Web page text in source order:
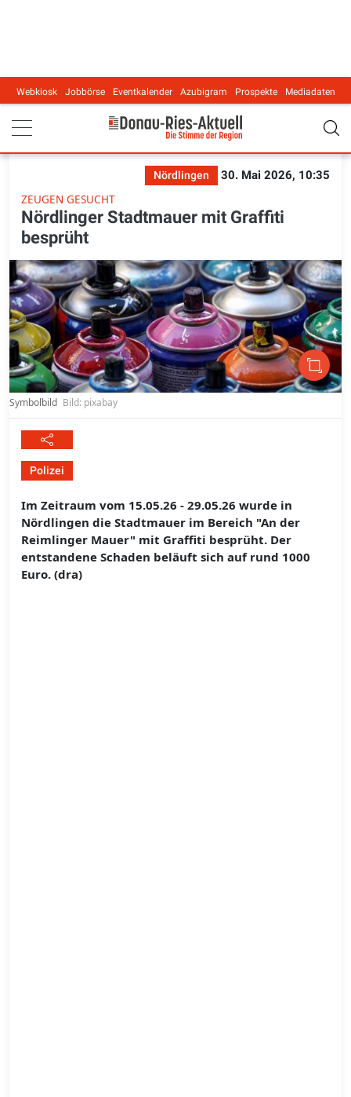
Main navigation
Webkiosk Jobbörse Eventkalender Azubigram Prospekte Mediadaten
Nördlingen
30. Mai 2026, 10:35
ZEUGEN GESUCHT
Nördlinger Stadtmauer mit Graffiti
besprüht
Symbolbild Bild: pixabay
Polizei
Im Zeitraum vom 15.05.26 - 29.05.26 wurde in
Nördlingen die Stadtmauer im Bereich "An der
Reimlinger Mauer" mit Graffiti besprüht. Der
entstandene Schaden beläuft sich auf rund 1000
Euro. (dra)